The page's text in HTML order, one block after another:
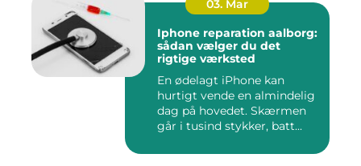
03. Mar
Iphone reparation aalborg:
sådan vælger du det
rigtige værksted
En ødelagt iPhone kan
hurtigt vende en almindelig
dag på hovedet. Skærmen
går i tusind stykker, batt...